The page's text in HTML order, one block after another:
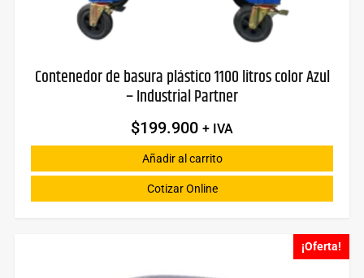
Contenedor de basura plástico 1100 litros color Azul
– Industrial Partner
$199.900 + IVA
Añadir al carrito
Cotizar Online
¡Oferta!